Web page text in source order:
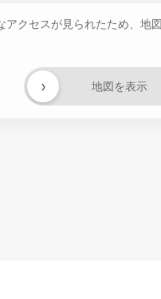
アクセスが見られたため、地
地図を表示
›